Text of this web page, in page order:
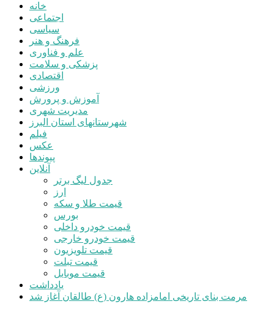
خانه
اجتماعی
سیاسی
فرهنگ و هنر
علم و فناوری
پزشکی و سلامت
اقتصادی
ورزشی
آموزش و پرورش
مدیریت شهری
شهرستانهای استان البرز
فیلم
عکس
پیوندها
آنلاین
جدول لیگ برتر
ارز
قیمت طلا و سکه
بورس
قیمت خودرو داخلی
قیمت خودرو خارجی
قیمت تلویزیون
قیمت تبلت
قیمت موبایل
یادداشت
مرمت بنای تاریخی امامزاده هارون (ع) طالقان آغاز شد